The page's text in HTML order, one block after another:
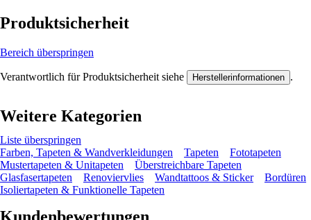
Produktsicherheit
Bereich überspringen
Verantwortlich für Produktsicherheit siehe Herstellerinformationen .
Weitere Kategorien
Liste überspringen
Farben, Tapeten & Wandverkleidungen
Tapeten
Fototapeten
Mustertapeten & Unitapeten
Überstreichbare Tapeten
Glasfasertapeten
Renoviervlies Wandtattoos & Sticker
Bordüren
Isoliertapeten & Funktionelle Tapeten